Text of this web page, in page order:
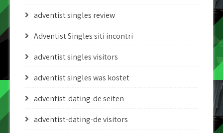
adventist singles review
Adventist Singles siti incontri
adventist singles visitors
adventist singles was kostet
adventist-dating-de seiten
adventist-dating-de visitors